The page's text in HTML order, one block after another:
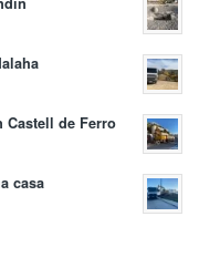
Castell de Ferro
casa